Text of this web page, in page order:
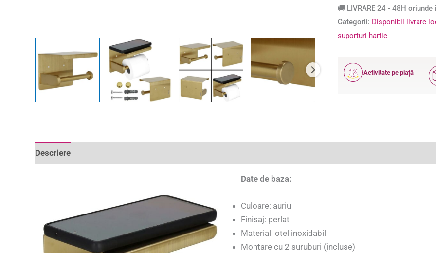
🚚 LIVRARE 24 - 48H
Categorii: Disponibil livrare
suporturi hartie
12
ANI
Activitate pe piață
Descriere
Date de baza:
Culoare: auriu
Finisaj: perlat
Material: otel inoxidabil
Montare cu 2 suruburi (incluse)